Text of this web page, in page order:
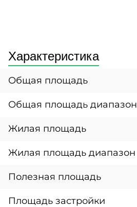
Характеристика
Общая площадь
Общая площадь диапазон
Жилая площадь
Жилая площадь диапазон
Полезная площадь
Площадь застройки